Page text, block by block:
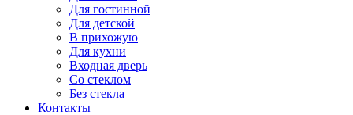
Для гостинной
Для детской
В прихожую
Для кухни
Входная дверь
Со стеклом
Без стекла
Контакты